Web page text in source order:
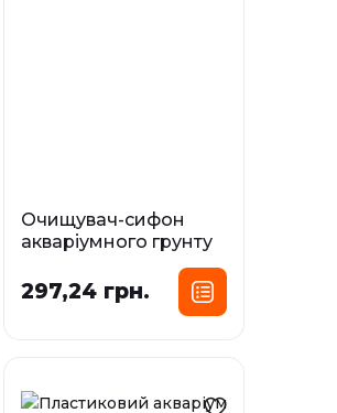
Очищувач-сифон
акваріумного грунту
великий AMTRA, 30
см
297,24 грн.